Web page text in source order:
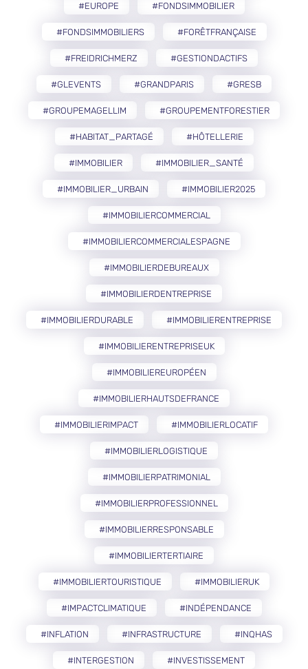
#EUROPE #FONDSIMMOBILIER
#FONDSIMMOBILIERS #FORÊTFRANÇAISE
#FREIDRICHMERZ #GESTIONDACTIFS
#GLEVENTS #GRANDPARIS #GRESB
#GROUPEMAGELLIM #GROUPEMENTFORESTIER
#HABITAT_PARTAGÉ #HÔTELLERIE
#IMMOBILIER #IMMOBILIER_SANTÉ
#IMMOBILIER_URBAIN #IMMOBILIER2025
#IMMOBILIERCOMMERCIAL
#IMMOBILIERCOMMERCIALESPAGNE
#IMMOBILIERDEBUREAUX
#IMMOBILIERDENTREPRISE
#IMMOBILIERDURABLE #IMMOBILIERENTREPRISE
#IMMOBILIERENTREPRISEUK
#IMMOBILIEREUROPÉEN
#IMMOBILIERHAUTSDEFRANCE
#IMMOBILIERIMPACT #IMMOBILIERLOCATIF
#IMMOBILIERLOGISTIQUE
#IMMOBILIERPATRIMONIAL
#IMMOBILIERPROFESSIONNEL
#IMMOBILIERRESPONSABLE
#IMMOBILIERTERTIAIRE
#IMMOBILIERTOURISTIQUE #IMMOBILIERUK
#IMPACTCLIMATIQUE #INDÉPENDANCE
#INFLATION #INFRASTRUCTURE #INQHAS
#INTERGESTION #INVESTISSEMENT